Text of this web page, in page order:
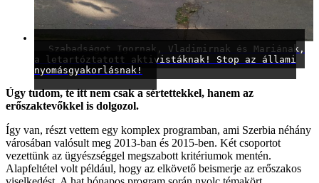
Szabadságot Igornak, Vladimirnak és Mariának,
a letartóztatott aktivistáknak! Stop az állami
nyomásgyakorlásnak!
Úgy tudom, te itt nem csak a sértettekkel, hanem az
erőszaktevőkkel is dolgozol.
Így van, részt vettem egy komplex programban, ami Szerbia néhány
városában valósult meg 2013-ban és 2015-ben. Két csoportot
vezettünk az ügyészséggel megszabott kritériumok mentén.
Alapfeltétel volt például, hogy az elkövető beismerje az erőszakos